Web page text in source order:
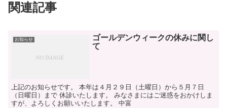
関連記事
お知らせ
ゴールデンウィークの休みに関し
て
上記のお知らせです。 本年は４月２９日（土曜日）から５月７日
（日曜日）まで 休診いたします。 みなさまにはご迷惑をおかけしま
すが、よろしくお願いいたします。 中富